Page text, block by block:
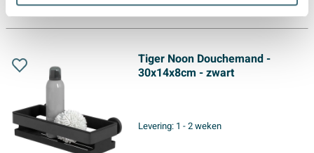
89,95
Tiger Noon Douchemand -
30x14x8cm - zwart
Levering: 1 - 2 weken